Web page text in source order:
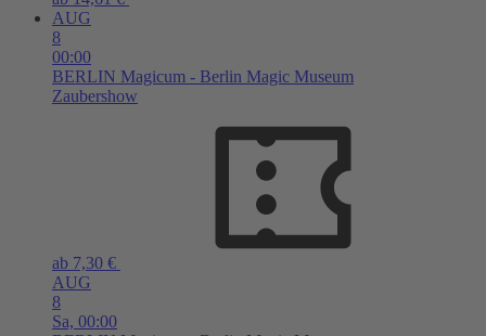
AUG
8
00:00
BERLIN Magicum - Berlin Magic Museum
Zaubershow
ab 7,30 €
AUG
8
Sa, 00:00